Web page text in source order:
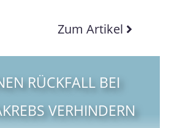
Zum Artikel
RÜCKFALL BEI
VERHINDERN